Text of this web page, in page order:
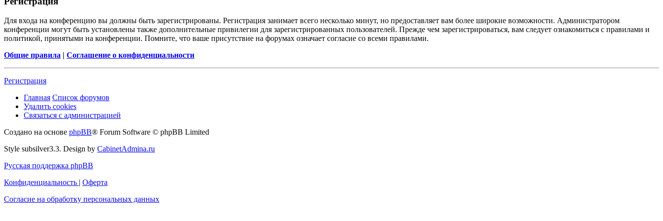
Для входа на конференцию вы должны быть зарегистрированы. Регистрация занимает всего несколько минут, но предоставляет вам более широкие возможности. Администратором
конференции могут быть установлены также дополнительные привилегии для зарегистрированных пользователей. Прежде чем зарегистрироваться, вам следует ознакомиться с правилами и
политикой, принятыми на конференции. Помните, что ваше присутствие на форумах означает согласие со всеми правилами.
Общие правила | Соглашение о конфиденциальности
Регистрация
Главная Список форумов
Удалить cookies
Связаться
администрацией
Связаться с администрацией
Создано на основе phpBB® Forum Software © phpBB Limited
Style subsilver3.3. Design by CabinetAdmina.ru
Русская поддержка phpBB
Конфиденциальность | Оферта
Согласие на обработку персональных данных